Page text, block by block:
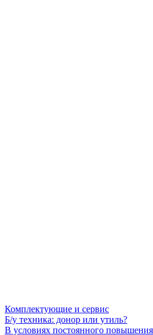
Комплектующие и сервис
Б/у техника: донор или утиль?
В условиях постоянного